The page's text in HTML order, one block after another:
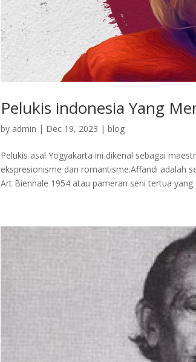
Pelukis indonesia Yang
by admin | Dec 19, 2023 | blog
Pelukis asal Yogyakarta ini dikenal sebagai
ekspresionisme dan romantisme.Affandi adalah
Art Biennale 1954 atau pameran seni tertua yang